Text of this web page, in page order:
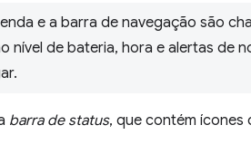
e a barra de navegação são
nível de bateria, hora e alertas de
barra de status, que contém ícones